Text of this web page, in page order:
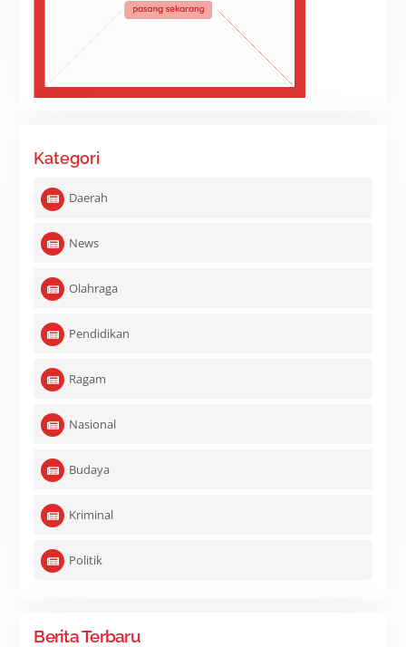
Kategori
Daerah
News
Olahraga
Pendidikan
Ragam
Nasional
Budaya
Kriminal
Politik
Berita Terbaru